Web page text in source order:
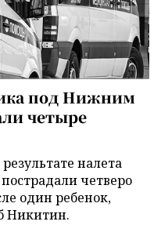
под Нижним
четыре
налета
четверо
один ребенок,
Никитин.